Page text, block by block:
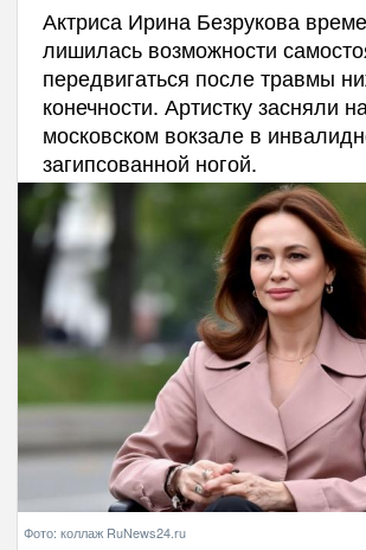
Актриса Ирина Безрукова
лишилась возможности
передвигаться после травмы
конечности. Артистку засняли
московском вокзале в
загипсованной ногой.
Фото: коллаж RuNews24.ru